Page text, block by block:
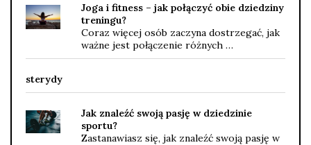
Joga i fitness – jak połączyć obie dziedziny
treningu?
Coraz więcej osób zaczyna dostrzegać, jak
ważne jest połączenie różnych …
sterydy
Jak znaleźć swoją pasję w dziedzinie
sportu?
Zastanawiasz się, jak znaleźć swoją pasję w